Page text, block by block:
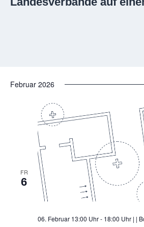
Februar 2026
FR
6
06. Februar 13:00 Uhr - 18:00 Uhr | |